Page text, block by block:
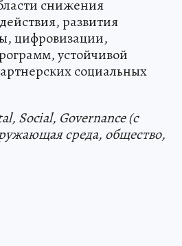
снижения
развития
цифровизации,
устойчивой
социальных
Social, Governance (с
среда, общество,